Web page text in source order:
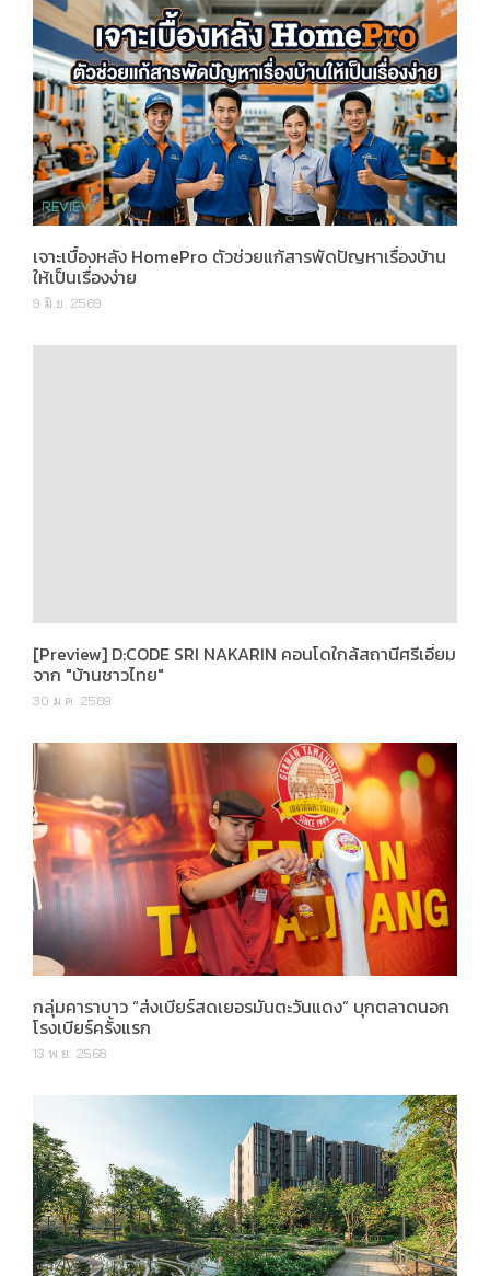
เจาะเบื้องหลัง HomePro ตัวช่วยแก้สารพัดปัญหาเรื่องบ้าน
ให้เป็นเรื่องง่าย
9 มิ.ย. 2569
จาก "บ้านชาวไทย"
30 ม.ค. 2569
กลุ่มคาราบาว “ส่งเบียร์สดเยอรมันตะวันแดง” บุกตลาดนอก
โรงเบียร์ครั้งแรก
13 พ.ย. 2568